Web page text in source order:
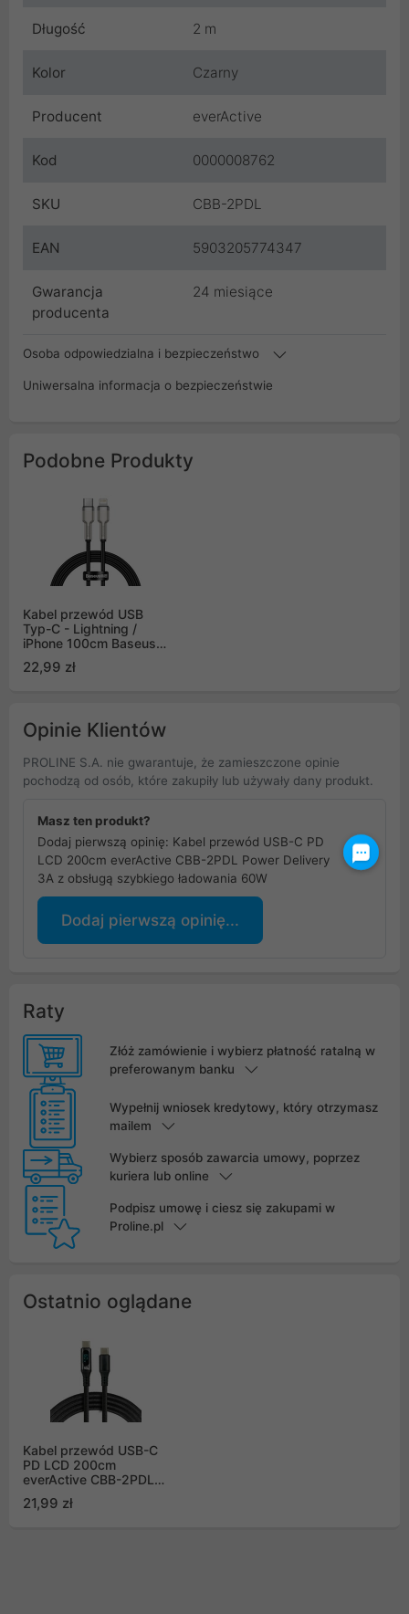
Długość 2 m
Kolor Czarny
Producent everActive
Kod 0000008762
SKU CBB-2PDL
EAN 5903205774347
Gwarancja
producenta
24 miesiące
Osoba odpowiedzialna i bezpieczeństwo
Uniwersalna informacja o bezpieczeństwie
Podobne Produkty
Kabel przewód USB
Typ-C - Lightning /
iPhone 100cm Baseus
Cafule, PD, 20W -
czarny (CATLJK-A01)
22,99 zł
Opinie Klientów
PROLINE S.A. nie gwarantuje, że zamieszczone opinie
pochodzą od osób, które zakupiły lub używały dany produkt.
Masz ten produkt?
Dodaj pierwszą opinię: Kabel przewód USB-C PD
LCD 200cm everActive CBB-2PDL Power Delivery
3A z obsługą szybkiego ładowania 60W
Dodaj pierwszą opinię...
Raty
Złóż zamówienie i wybierz płatność ratalną w
preferowanym banku
Wypełnij wniosek kredytowy, który otrzymasz
mailem
Wybierz sposób zawarcia umowy, poprzez
kuriera lub online
Podpisz umowę i ciesz się zakupami w
Proline.pl
Ostatnio oglądane
Kabel przewód USB-C
PD LCD 200cm
everActive CBB-2PDL
obsługą szybkiego
21,99 zł